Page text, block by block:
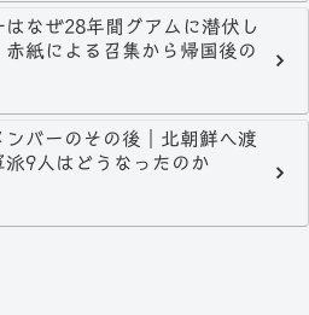
はなぜ28年間グアムに潜伏し
赤紙による召集から帰国後の
ンバーのその後｜北朝鮮へ渡
派9人はどうなったのか